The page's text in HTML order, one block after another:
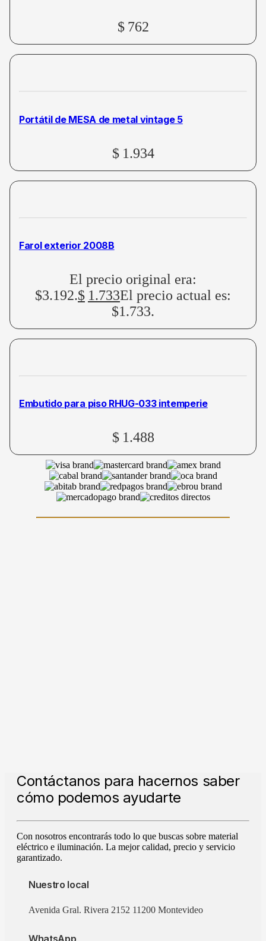
$ 762
Portátil de MESA de metal vintage 5
$ 1.934
Farol exterior 2008B
El precio original era:
$3.192.$ 1.733El precio actual es:
$1.733.
Embutido para piso RHUG-033 intemperie
$ 1.488
Contáctanos para hacernos saber
cómo podemos ayudarte
Con nosotros encontrarás todo lo que buscas sobre material
eléctrico e iluminación. La mejor calidad, precio y servicio
garantizado.
Nuestro local
Avenida Gral. Rivera 2152 11200 Montevideo
WhatsApp